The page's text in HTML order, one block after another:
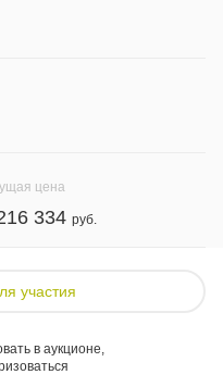
цена
334
участия
в аукционе,